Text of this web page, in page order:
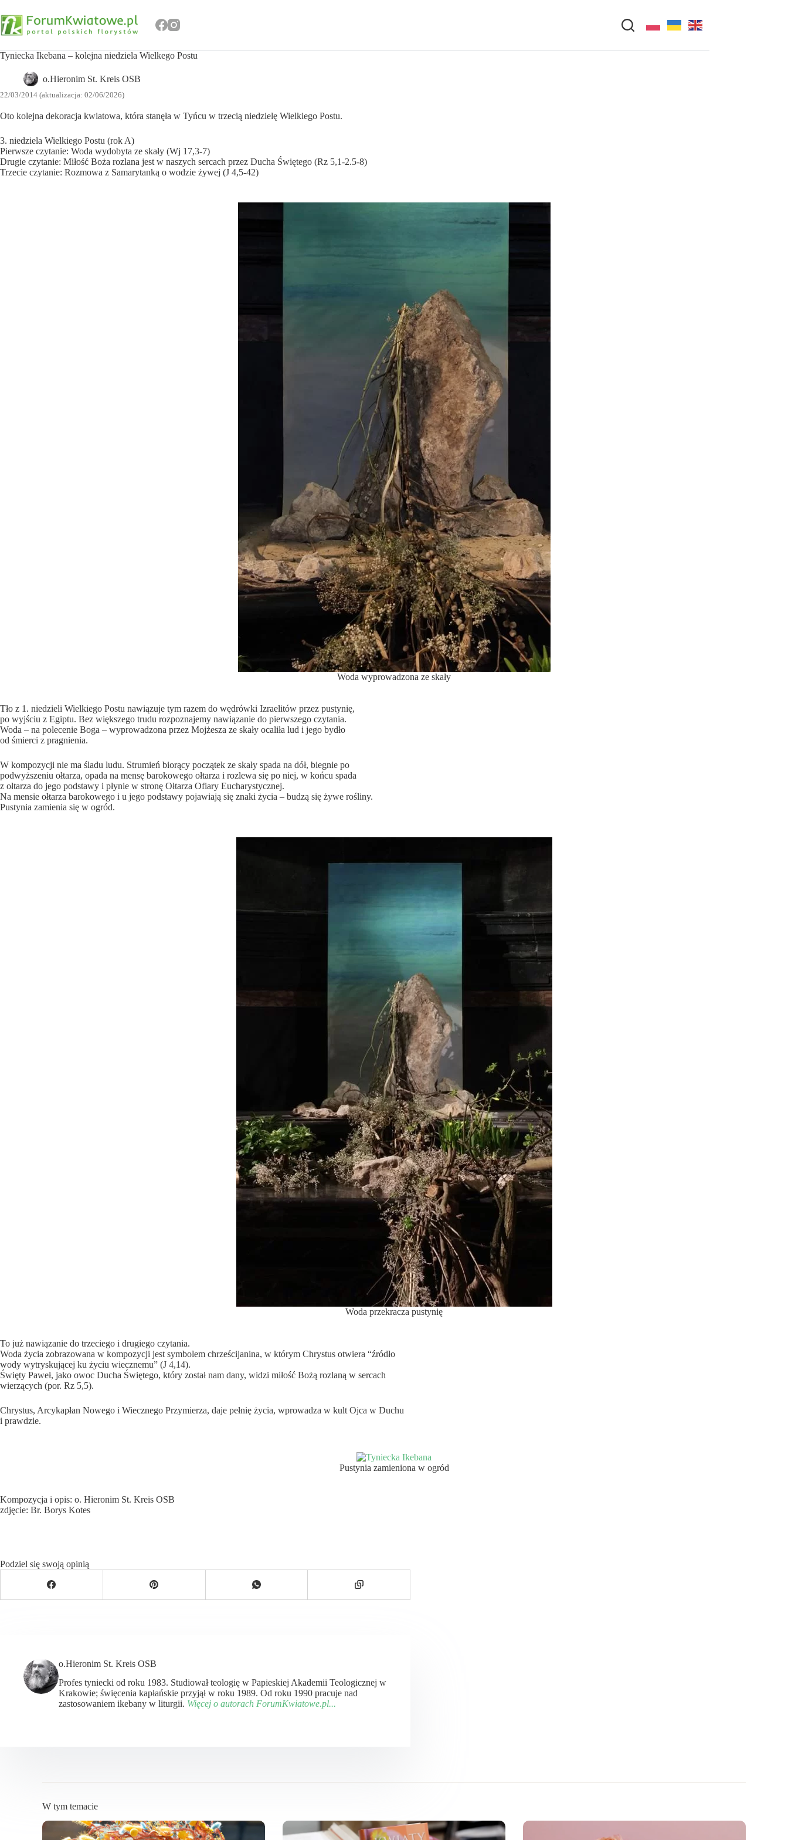
do
treści
Tyniecka Ikebana – kolejna niedziela Wielkego Postu
o.Hieronim St. Kreis OSB
22/03/2014 (aktualizacja: 02/06/2026)
Oto kolejna dekoracja kwiatowa, która stanęła w Tyńcu w trzecią niedzielę Wielkiego Postu.
3. niedziela Wielkiego Postu (rok A)
Pierwsze czytanie: Woda wydobyta ze skały (Wj 17,3-7)
Drugie czytanie: Miłość Boża rozlana jest w naszych sercach przez Ducha Świętego (Rz 5,1-2.5-8)
Trzecie czytanie: Rozmowa z Samarytanką o wodzie żywej (J 4,5-42)
Woda wyprowadzona ze skały
Tło z 1. niedzieli Wielkiego Postu nawiązuje tym razem do wędrówki Izraelitów przez pustynię,
po wyjściu z Egiptu. Bez większego trudu rozpoznajemy nawiązanie do pierwszego czytania.
Woda – na polecenie Boga – wyprowadzona przez Mojżesza ze skały ocaliła lud i jego bydło
od śmierci z pragnienia.
W kompozycji nie ma śladu ludu. Strumień biorący początek ze skały spada na dół, biegnie po
podwyższeniu ołtarza, opada na mensę barokowego ołtarza i rozlewa się po niej, w końcu spada
z ołtarza do jego podstawy i płynie w stronę Ołtarza Ofiary Eucharystycznej.
Na mensie ołtarza barokowego i u jego podstawy pojawiają się znaki życia – budzą się żywe rośliny.
Pustynia zamienia się w ogród.
Woda przekracza pustynię
To już nawiązanie do trzeciego i drugiego czytania.
Woda życia zobrazowana w kompozycji jest symbolem chrześcijanina, w którym Chrystus otwiera “źródło
wody wytryskującej ku życiu wiecznemu” (J 4,14).
Święty Paweł, jako owoc Ducha Świętego, który został nam dany, widzi miłość Bożą rozlaną w sercach
wierzących (por. Rz 5,5).
Chrystus, Arcykapłan Nowego i Wiecznego Przymierza, daje pełnię życia, wprowadza w kult Ojca w Duchu
i prawdzie.
Pustynia zamieniona w ogród
Kompozycja i opis: o. Hieronim St. Kreis OSB
zdjęcie: Br. Borys Kotes
Podziel się swoją opinią
o.Hieronim St. Kreis OSB
Profes tyniecki od roku 1983. Studiował teologię w Papieskiej Akademii Teologicznej w
Krakowie; święcenia kapłańskie przyjął w roku 1989. Od roku 1990 pracuje nad
zastosowaniem ikebany w liturgii. Więcej o autorach ForumKwiatowe.pl...
W tym temacie